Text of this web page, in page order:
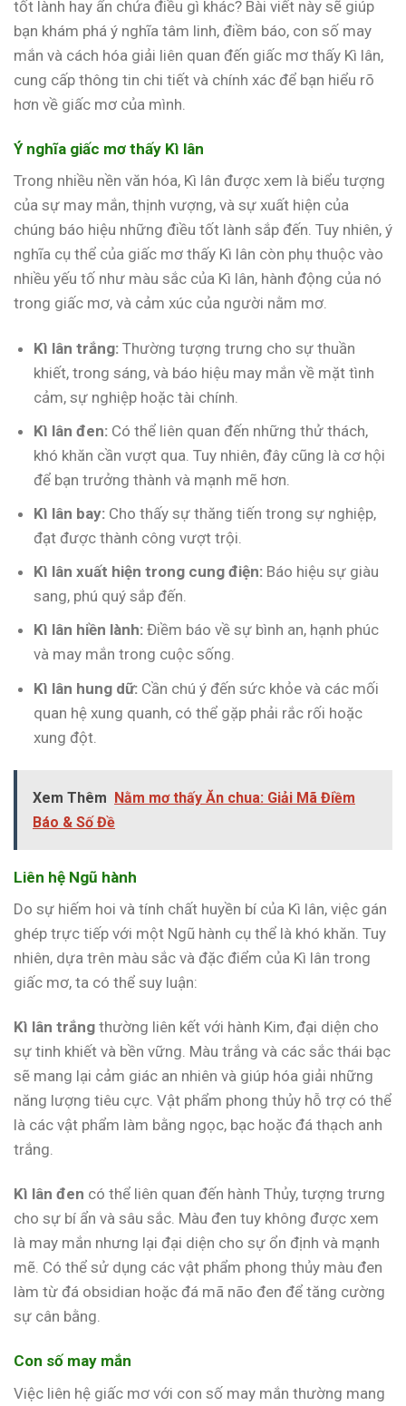
tốt lành hay ẩn chứa điều gì khác? Bài viết này sẽ giúp
bạn khám phá ý nghĩa tâm linh, điềm báo, con số may
mắn và cách hóa giải liên quan đến giấc mơ thấy Kì lân,
cung cấp thông tin chi tiết và chính xác để bạn hiểu rõ
hơn về giấc mơ của mình.
Ý nghĩa giấc mơ thấy Kì lân
Trong nhiều nền văn hóa, Kì lân được xem là biểu tượng
của sự may mắn, thịnh vượng, và sự xuất hiện của
chúng báo hiệu những điều tốt lành sắp đến. Tuy nhiên, ý
nghĩa cụ thể của giấc mơ thấy Kì lân còn phụ thuộc vào
nhiều yếu tố như màu sắc của Kì lân, hành động của nó
trong giấc mơ, và cảm xúc của người nằm mơ.
Kì lân trắng: Thường tượng trưng cho sự thuần
khiết, trong sáng, và báo hiệu may mắn về mặt tình
cảm, sự nghiệp hoặc tài chính.
Kì lân đen: Có thể liên quan đến những thử thách,
khó khăn cần vượt qua. Tuy nhiên, đây cũng là cơ hội
để bạn trưởng thành và mạnh mẽ hơn.
Kì lân bay: Cho thấy sự thăng tiến trong sự nghiệp,
đạt được thành công vượt trội.
Kì lân xuất hiện trong cung điện: Báo hiệu sự giàu
sang, phú quý sắp đến.
Kì lân hiền lành: Điềm báo về sự bình an, hạnh phúc
và may mắn trong cuộc sống.
Kì lân hung dữ: Cần chú ý đến sức khỏe và các mối
quan hệ xung quanh, có thể gặp phải rắc rối hoặc
xung đột.
Xem Thêm Nằm mơ thấy Ăn chua: Giải Mã Điềm
Báo & Số Đề
Liên hệ Ngũ hành
Do sự hiếm hoi và tính chất huyền bí của Kì lân, việc gán
ghép trực tiếp với một Ngũ hành cụ thể là khó khăn. Tuy
nhiên, dựa trên màu sắc và đặc điểm của Kì lân trong
giấc mơ, ta có thể suy luận:
Kì lân trắng thường liên kết với hành Kim, đại diện cho
sự tinh khiết và bền vững. Màu trắng và các sắc thái bạc
sẽ mang lại cảm giác an nhiên và giúp hóa giải những
năng lượng tiêu cực. Vật phẩm phong thủy hỗ trợ có thể
là các vật phẩm làm bằng ngọc, bạc hoặc đá thạch anh
trắng.
Kì lân đen có thể liên quan đến hành Thủy, tượng trưng
cho sự bí ẩn và sâu sắc. Màu đen tuy không được xem
là may mắn nhưng lại đại diện cho sự ổn định và mạnh
mẽ. Có thể sử dụng các vật phẩm phong thủy màu đen
làm từ đá obsidian hoặc đá mã não đen để tăng cường
sự cân bằng.
Con số may mắn
Việc liên hệ giấc mơ với con số may mắn thường mang